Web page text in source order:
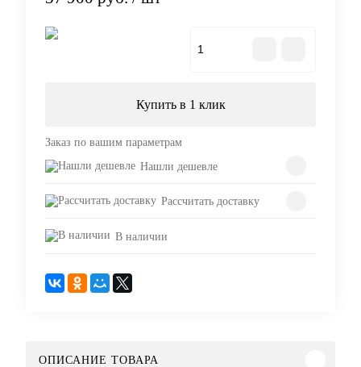
Купить в 1 клик
Заказ по вашим параметрам
Нашли дешевле
Рассчитать доставку
В наличии
ОПИСАНИЕ ТОВАРА